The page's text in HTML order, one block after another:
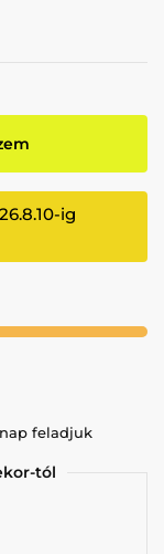
ig
feladjuk
tól